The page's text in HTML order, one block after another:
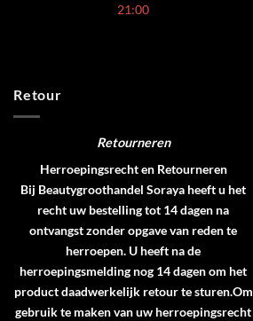
21:00
Retour
Retourneren
Herroepingsrecht en Retourneren
Bij Beautygroothandel Soraya heeft u het
recht uw bestelling tot 14 dagen na
ontvangst zonder opgave van reden te
herroepen. U heeft na de
herroepingsmelding nog 14 dagen om het
product daadwerkelijk retour te sturen.Om
gebruik te maken van uw herroepingsrecht